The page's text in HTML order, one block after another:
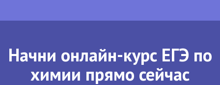
Начни онлайн-курс ЕГЭ по
химии прямо сейчас